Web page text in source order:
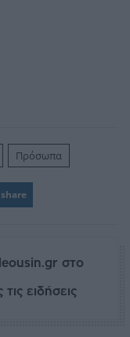
Πρόσωπα
share
στο
ειδήσεις